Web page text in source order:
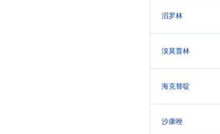
滔罗林
溴莫普林
海克替啶
沙康唑